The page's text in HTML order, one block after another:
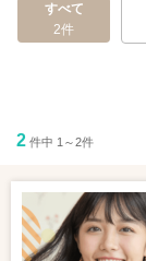
すべて
2件
2 件中 1～2件